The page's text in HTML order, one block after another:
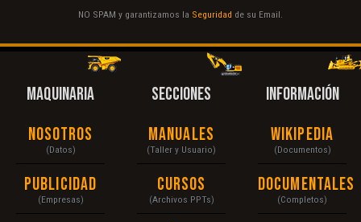
NO SPAM y garantizamos la Seguridad de su Email.
MAQUINARIA
Nosotros
(Datos)
Publicidad
(Empresas)
SECCIONES
Manuales
(Taller y Usuario)
Cursos
(Archivos PPTs)
INFORMACIÓN
Wikipedia
(Documentos)
Documentales
(Completos)